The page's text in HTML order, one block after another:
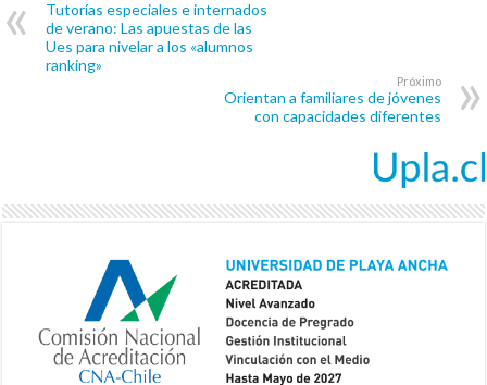
Tutorías especiales e internados
de verano: Las apuestas de las
Ues para nivelar a los «alumnos
ranking»
Próximo
Orientan a familiares de jóvenes
con capacidades diferentes